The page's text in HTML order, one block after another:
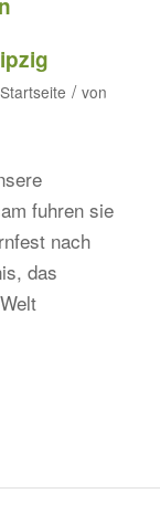
Startseite / von
fuhren sie
nach
das